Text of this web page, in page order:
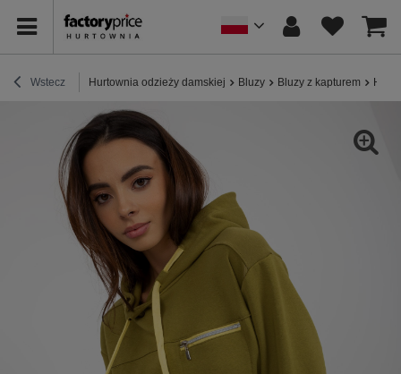
Wstecz Hurtownia odzieży damskiej Bluzy Bluzy z kapturem